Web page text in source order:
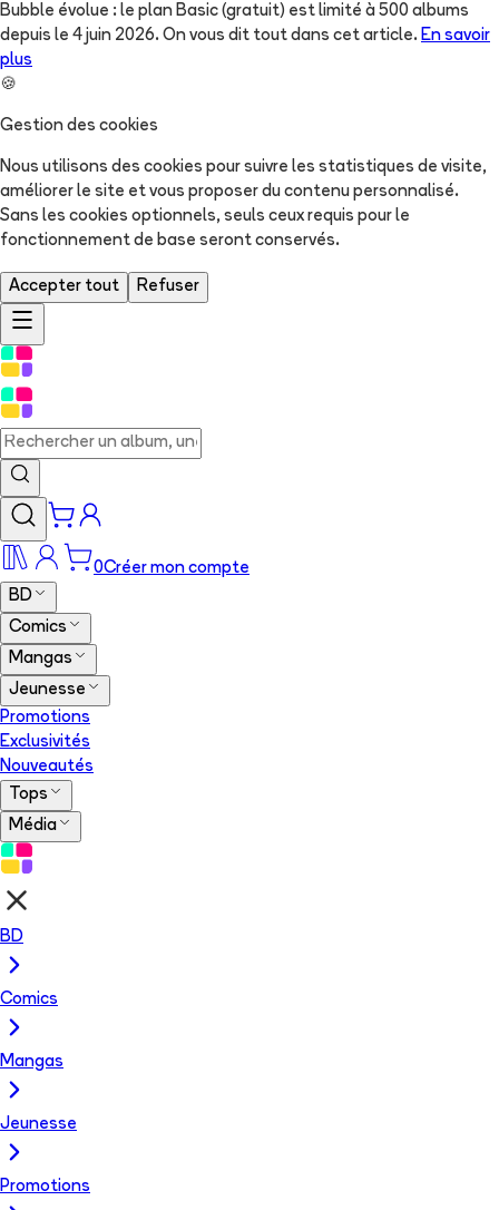
Bubble évolue : le plan Basic (gratuit) est limité à 500 albums
depuis le 4 juin 2026. On vous dit tout dans cet article. En savoir
plus
🍪
Gestion des cookies
Nous utilisons des cookies pour suivre les statistiques de visite,
améliorer le site et vous proposer du contenu personnalisé.
Sans les cookies optionnels, seuls ceux requis pour le
fonctionnement de base seront conservés.
Accepter tout Refuser
0Créer mon compte
BD
Comics
Mangas
Jeunesse
Promotions
Exclusivités
Nouveautés
Tops
Média
BD
Comics
Mangas
Jeunesse
Promotions